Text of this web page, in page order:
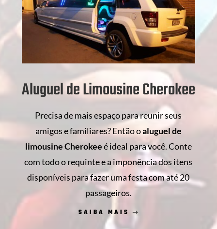
Aluguel de Limousine Cherokee
Precisa de mais espaço para reunir seus
amigos e familiares? Então oaluguel de
limousine Cherokeeé ideal para você. Conte
com todo o requinte e a imponência dos itens
disponíveis para fazer uma festa com até 20
passageiros.
SAIBA MAIS